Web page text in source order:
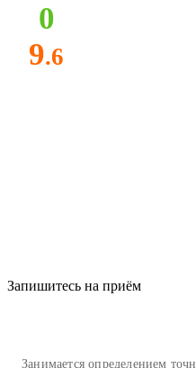
0
9.6
Запишитесь на приём
Занимается определением